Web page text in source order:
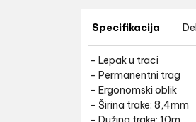
Specifikacija
- Lepak u traci
- Permanentni trag
- Ergonomski oblik
- Širina trake: 8,4mm